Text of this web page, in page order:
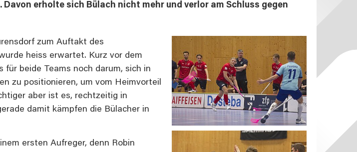
Davon erholte sich Bülach nicht mehr und verlor am Schluss gegen
zum Auftakt des
heiss erwartet. Kurz vor dem
für beide Teams noch darum, sich in
zu positionieren, um vom Heimvorteil
aber ist es, rechtzeitig in
damit kämpfen die Bülacher in
ersten Aufreger, denn Robin